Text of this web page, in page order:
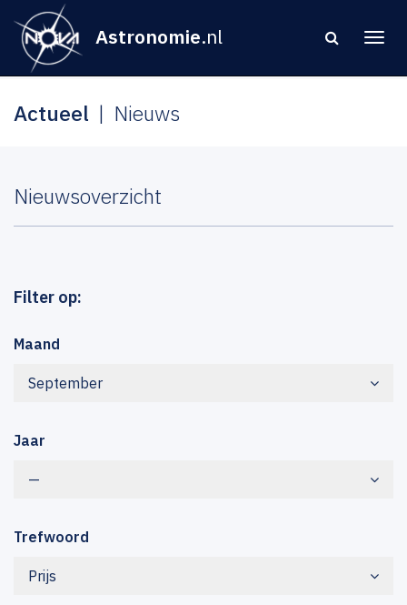
Astronomie.nl
Actueel Nieuws
Nieuwsoverzicht
Filter op:
Maand
September
Jaar
—
Trefwoord
Prijs